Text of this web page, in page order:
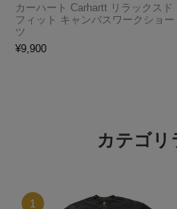
カーハート Carhartt リラックスド
フィット キャンバスワークショー
ツ
¥9,900
カテゴリ